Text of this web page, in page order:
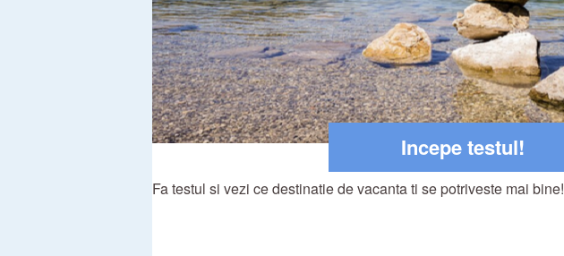
Incepe testul!
Fa testul si vezi ce destinatie de vacanta ti se potriveste mai bine!